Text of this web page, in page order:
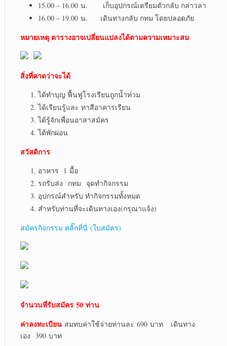
15.00 – 16.00 น. เก็บอุปกรณ์เตรียมตัวกลับ กล่าวลา
16.00 – 19.00 น. เดินทางกลับ กทม โดยปลอดภัย
หมายเหตุ ตารางอาจเปลี่ยนแปลงได้ตามความเหมาะสม
สิ่งที่คาดว่าจะได้
ได้ทำบุญ ฟื้นฟูโรงเรียนถูกน้ำท่วม
ได้เรียนรู้และ ทาสีอาคารเรียน
ได้รู้จักเพื่อนอาสาสมัคร
ได้พักผ่อน
สวัสดิการ
อาหาร 1 มื้อ
รถรับส่ง กทม จุดทำกิจกรรม
อุปกรณ์สำหรับ ทำกิจกรรมทั้งหมด
สำหรับท่านที่จะเดินทางเอง(กรุณาแจ้ง)
สมัครกิจกรรม คลิ๊กที่นี่ (ใบสมัคร)
จำนวนที่รับสมัคร50 ท่าน
ค่าลงทะเบียน สมทบค่าใช้จ่ายท่านละ 690 บาท เดินทาง
เอง 390 บาท